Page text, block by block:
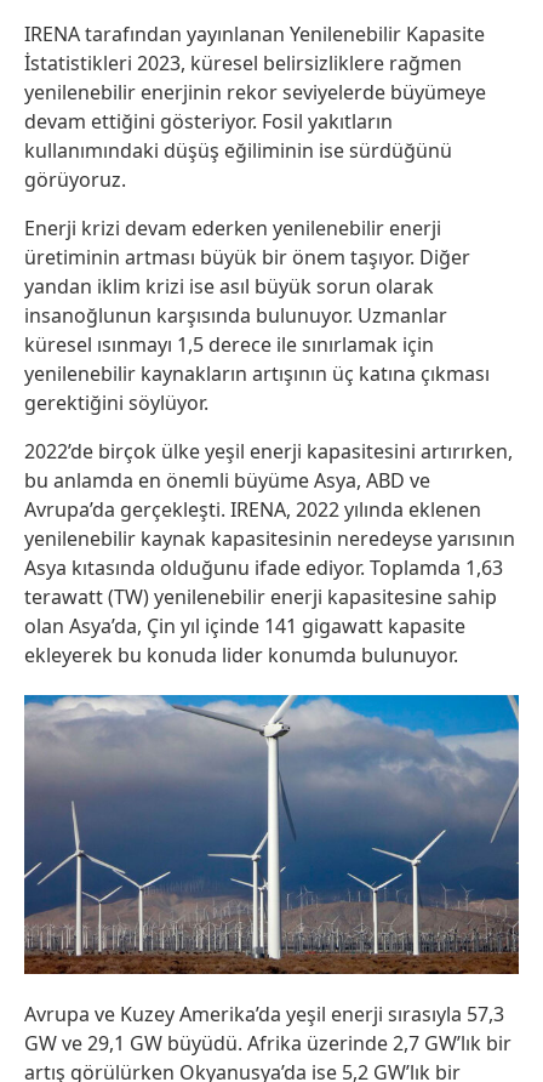
IRENA tarafından yayınlanan Yenilenebilir Kapasite
İstatistikleri 2023, küresel belirsizliklere rağmen
yenilenebilir enerjinin rekor seviyelerde büyümeye
devam ettiğini gösteriyor. Fosil yakıtların
kullanımındaki düşüş eğiliminin ise sürdüğünü
görüyoruz.
Enerji krizi devam ederken yenilenebilir enerji
üretiminin artması büyük bir önem taşıyor. Diğer
yandan iklim krizi ise asıl büyük sorun olarak
insanoğlunun karşısında bulunuyor. Uzmanlar
küresel ısınmayı 1,5 derece ile sınırlamak için
yenilenebilir kaynakların artışının üç katına çıkması
gerektiğini söylüyor.
2022’de birçok ülke yeşil enerji kapasitesini artırırken,
bu anlamda en önemli büyüme Asya, ABD ve
Avrupa’da gerçekleşti. IRENA, 2022 yılında eklenen
yenilenebilir kaynak kapasitesinin neredeyse yarısının
Asya kıtasında olduğunu ifade ediyor. Toplamda 1,63
terawatt (TW) yenilenebilir enerji kapasitesine sahip
olan Asya’da, Çin yıl içinde 141 gigawatt kapasite
ekleyerek bu konuda lider konumda bulunuyor.
Avrupa ve Kuzey Amerika’da yeşil enerji sırasıyla 57,3
GW ve 29,1 GW büyüdü. Afrika üzerinde 2,7 GW’lık bir
artış görülürken Okyanusya’da ise 5,2 GW’lık bir